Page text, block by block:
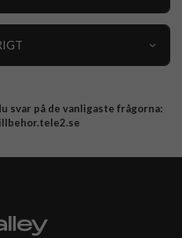
svar på de vanligaste frågorna: